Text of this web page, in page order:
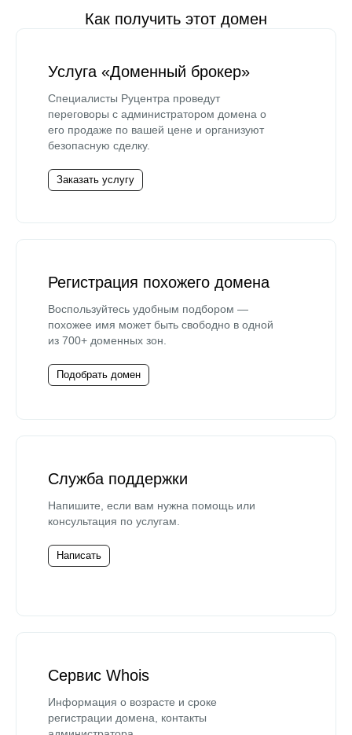
Как получить этот домен
Услуга «Доменный брокер»
Специалисты Руцентра проведут
переговоры с администратором домена о
его продаже по вашей цене и организуют
безопасную сделку.
Заказать услугу
Регистрация похожего домена
Воспользуйтесь удобным подбором —
похожее имя может быть свободно в одной
из 700+ доменных зон.
Подобрать домен
Служба поддержки
Напишите, если вам нужна помощь или
консультация по услугам.
Написать
Сервис Whois
Информация о возрасте и сроке
регистрации домена, контакты